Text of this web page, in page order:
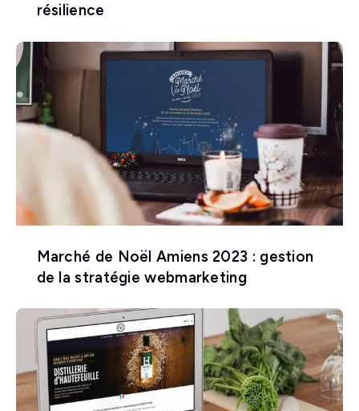
résilience
Marché de Noël Amiens 2023 : gestion
de la stratégie webmarketing